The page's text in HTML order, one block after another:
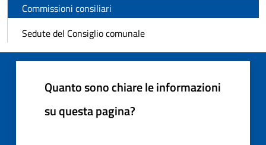
Commissioni consiliari
Sedute del Consiglio comunale
Quanto sono chiare le informazioni
su questa pagina?